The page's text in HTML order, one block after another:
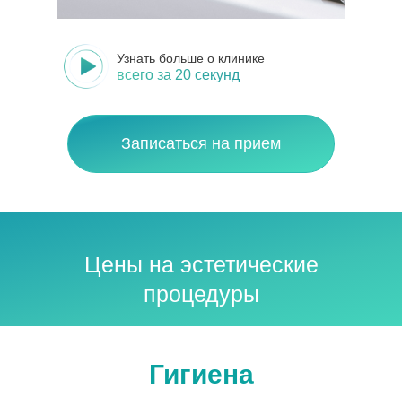
всего за 20 секунд
Узнать больше о клинике
Записаться на прием
Цены на эстетические
процедуры
Гигиена